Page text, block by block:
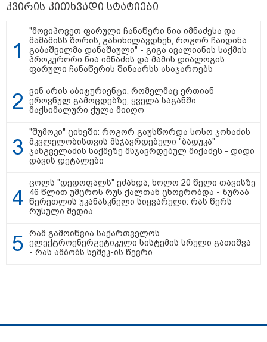
გოგონა, 10 000 ლარს
გადავცემ" - გიგა ავალიანის
დედა განცხადებას ავრცელებს
18:21 / 07-08-2026
"ვიდეოს ნახვა ჩემთვის იყო
სიკვდილი - ისეთი ხმა აქვს,
თითქოს ეხვეწება, ცუდად არის"
- 12 წლის წინ გაუჩინარებული
ბიჭის დედა გავრცელებულ
ვიდეოზე პირველ კომენტარს
კატეგორიის ყველა სიახლე
პაატა ზაქარეიშვილის მწვავე
პასუხი გიორგი ბარამიძის
სკანდალურ განცხადებაზე -
"ყველაფერი დეტალურად ვიცი...
მთავარ კოშმარად იქცა
კვირის კითხვადი სტატიები
"მოვიპოვეთ ფარული ჩანაწერი ნია იმნაძესა და
მამამისს შორის, განიხილავდნენ, როგორ ჩაიდინა
გაბაშვილმა დანაშაული" - გიგა ავალიანის საქმის
პროკურორი ნია იმნაძის და მამის დიალოგის
ფარული ჩანაწერის შინაარსს ასაჯაროებს
ვინ არის აბიტურიენტი, რომელმაც ერთიან
ეროვნულ გამოცდებზე, ყველა საგანში
მაქსიმალური ქულა მიიღო
"შუმოკი" ციხეში: როგორ გაუსწორდა სოსო ჯოხაძის
მკვლელობისთვის მსჯავრდებული "ბადუკა"
ჯანგველაძის საქმეზე მსჯავრდებულ მიქაძეს - დიდი
დავის დეტალები
ცოლს "დედოფალს" ეძახდა, ხოლო 20 წელი თავისზე
46 წლით უმცროს რუს ქალთან ცხოვრობდა - ზურაბ
წერეთლის უკანასკნელი სიყვარული: რას წერს
რუსული მედია
რამ გამოიწვია საქართველოს
ელექტროენერგეტიკული სისტემის სრული გათიშვა
- რას ამბობს სემეკ-ის წევრი